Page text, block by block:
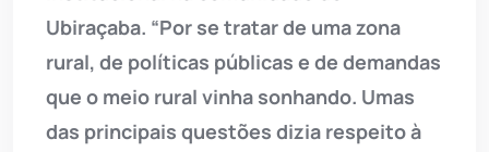
Ubiraçaba. “Por se tratar de uma zona
rural, de políticas públicas e de demandas
que o meio rural vinha sonhando. Umas
das principais questões dizia respeito à